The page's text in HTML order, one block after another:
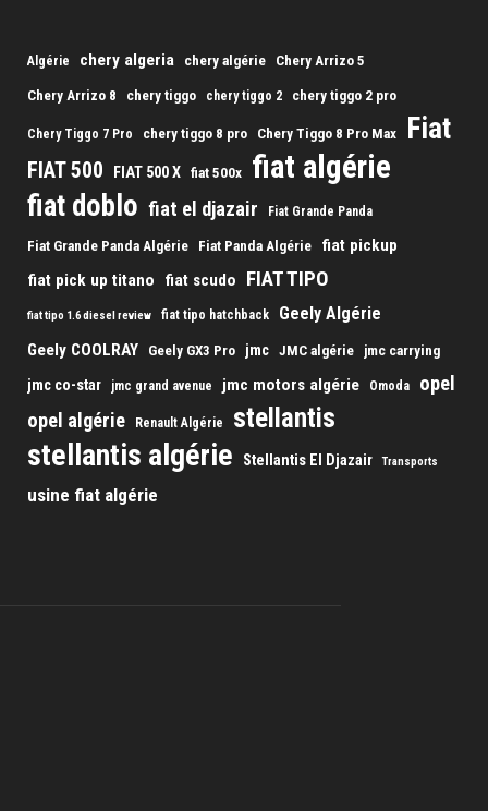
Algérie chery algeria chery algérie Chery Arrizo 5
Chery Arrizo 8 chery tiggo chery tiggo 2 chery tiggo 2 pro
Chery Tiggo 7 Pro chery tiggo 8 pro Chery Tiggo 8 Pro Max Fiat
FIAT 500 FIAT 500 X fiat 500x fiat algérie
fiat doblo fiat el djazair Fiat Grande Panda
Fiat Grande Panda Algérie Fiat Panda Algérie
fiat pickup
fiat pick up titano
fiat scudo FIAT TIPO
fiat tipo 1.6 diesel review fiat tipo hatchback Geely Algérie
Geely COOLRAY Geely GX3 Pro jmc JMC algérie jmc carrying
jmc co-star jmc grand avenue jmc motors algérie Omoda
opel
opel algérie
Renault Algérie stellantis
stellantis algérie Stellantis El Djazair Transports
usine fiat algérie